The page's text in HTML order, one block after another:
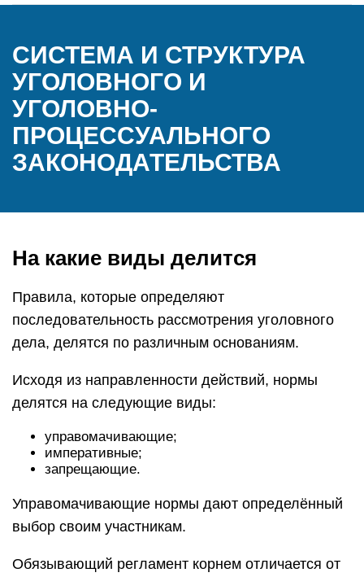
СИСТЕМА И СТРУКТУРА
УГОЛОВНОГО И
УГОЛОВНО-
ПРОЦЕССУАЛЬНОГО
ЗАКОНОДАТЕЛЬСТВА
На какие виды делится
Правила, которые определяют
последовательность рассмотрения уголовного
дела, делятся по различным основаниям.
Исходя из направленности действий, нормы
делятся на следующие виды:
управомачивающие;
императивные;
запрещающие.
Управомачивающие нормы дают определённый
выбор своим участникам.
Обязывающий регламент корнем отличается от